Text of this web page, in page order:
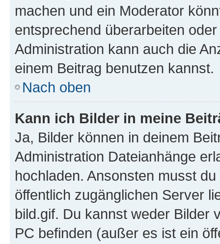
machen und ein Moderator
entsprechend überarbeiten
Administration kann auch die
einem Beitrag benutzen kannst.
Nach oben
Kann ich Bilder in meine
Ja, Bilder können in deinem
Administration Dateianhänge
hochladen. Ansonsten musst
öffentlich zugänglichen Server
bild.gif. Du kannst weder Bilder
PC befinden (außer es ist ein